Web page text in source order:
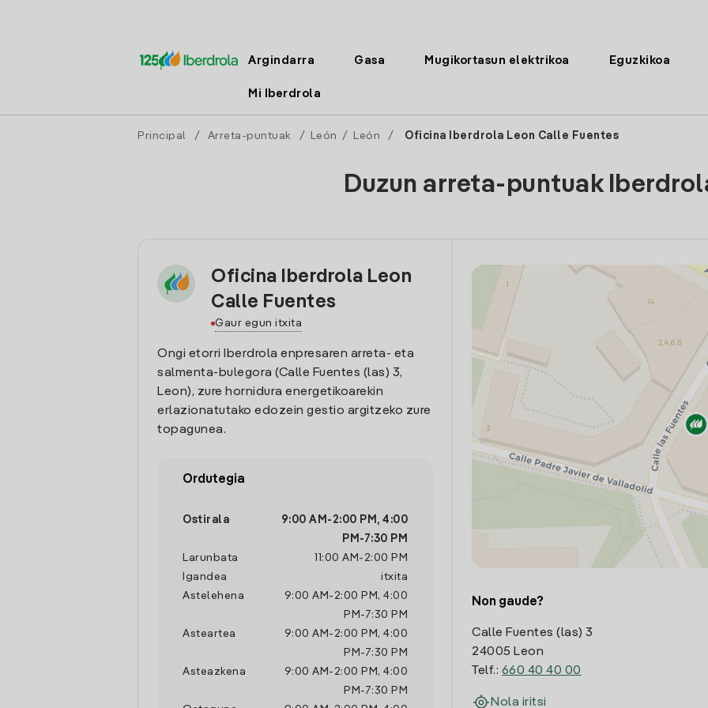
Argindarra Gasa Mugikortasun elektrikoa Eguzkikoa
Mi Iberdrola
Principal / Arreta-puntuak / León / León / Oficina Iberdrola Leon Calle Fuentes
Duzun arreta-puntuak
Oficina Iberdrola Leon
Calle Fuentes
Gaur egun itxita
Ongi etorri Iberdrola enpresaren arreta- eta
salmenta-bulegora (Calle Fuentes (las) 3,
Leon), zure hornidura energetikoarekin
erlazionatutako edozein gestio argitzeko zure
topagunea.
Ordutegia
Ostirala 9:00 AM - 2:00 PM , 4:00
PM -7:30 PM
Larunbata
11:00 AM - 2:00 PM
Igandea
itxita
Astelehena
9:00 AM - 2:00 PM , 4:00
PM -7:30 PM
Asteartea
9:00 AM - 2:00 PM , 4:00
PM -7:30 PM
Asteazkena
9:00 AM - 2:00 PM , 4:00
PM -7:30 PM
Non gaude?
Calle Fuentes (las) 3
24005 Leon
Telf.: 660 40 40 00
Nola iritsi